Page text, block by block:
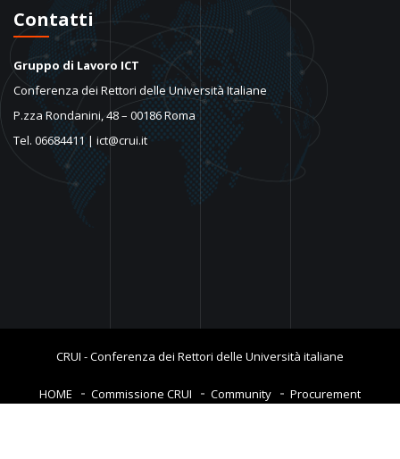
Contatti
Gruppo di Lavoro ICT
Conferenza dei Rettori delle Università Italiane
P.zza Rondanini, 48 – 00186 Roma
Tel. 06684411 | ict@crui.it
CRUI - Conferenza dei Rettori delle Università italiane
HOME Commissione CRUI Community
Procurement